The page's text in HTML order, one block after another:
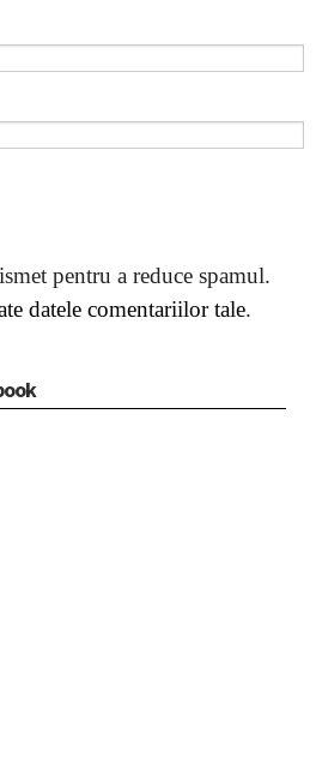
pentru a reduce spamul.
datele comentariilor tale.